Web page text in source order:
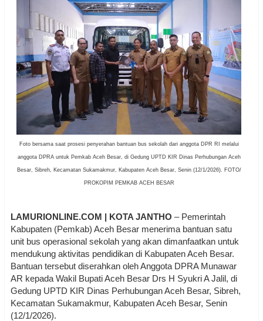
Foto bersama saat prosesi penyerahan bantuan bus sekolah dari anggota DPR RI melalui
anggota DPRA untuk Pemkab Aceh Besar, di Gedung UPTD KIR Dinas Perhubungan Aceh
Besar, Sibreh, Kecamatan Sukamakmur, Kabupaten Aceh Besar, Senin (12/1/2026). FOTO/
PROKOPIM PEMKAB ACEH BESAR
LAMURIONLINE.COM | KOTA JANTHO – Pemerintah
Kabupaten (Pemkab) Aceh Besar menerima bantuan satu
unit bus operasional sekolah yang akan dimanfaatkan untuk
mendukung aktivitas pendidikan di Kabupaten Aceh Besar.
Bantuan tersebut diserahkan oleh Anggota DPRA Munawar
AR kepada Wakil Bupati Aceh Besar Drs H Syukri A Jalil, di
Gedung UPTD KIR Dinas Perhubungan Aceh Besar, Sibreh,
Kecamatan Sukamakmur, Kabupaten Aceh Besar, Senin
(12/1/2026).